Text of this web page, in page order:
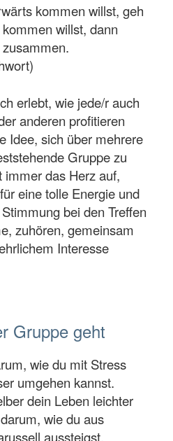
kommen willst, geh
willst, dann
erlebt, wie jede/r auch
anderen profitieren
Idee, sich über mehrere
Gruppe zu
das Herz auf,
eine tolle Energie und
bei den Treffen
zuhören, gemeinsam
Interesse
Gruppe geht
wie du mit Stress
umgehen kannst.
dein Leben leichter
wie du aus
aussteigst.